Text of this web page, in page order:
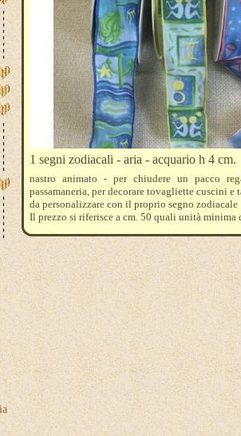
1 segni zodiacali - aria - acquario h 4 cm.
nastro animato - per chiudere un pacco
passamaneria, per decorare tovagliette cuscini
da personalizzare con il proprio segno zodiacale
Il prezzo si riferisce a cm. 50 quali unità minima